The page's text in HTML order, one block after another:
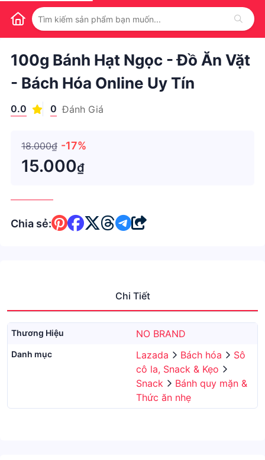
1 / 1
100g Bánh Hạt Ngọc - Đồ Ăn Vặt
- Bách Hóa Online Uy Tín
0.0 0 Đánh Giá
18.000₫ -17%
15.000₫
Chia sẻ:
Chi Tiết
Thương Hiệu NO BRAND
Danh mục Lazada Bách hóa
Sô
cô la, Snack & Kẹo
Snack
Bánh quy mặn &
Thức ăn nhẹ